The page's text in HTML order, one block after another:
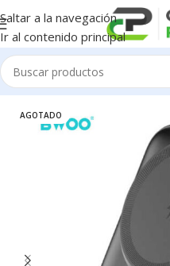
Saltar a la navegación
Ir al contenido principal
Inicio/BWOO
AGOTADO